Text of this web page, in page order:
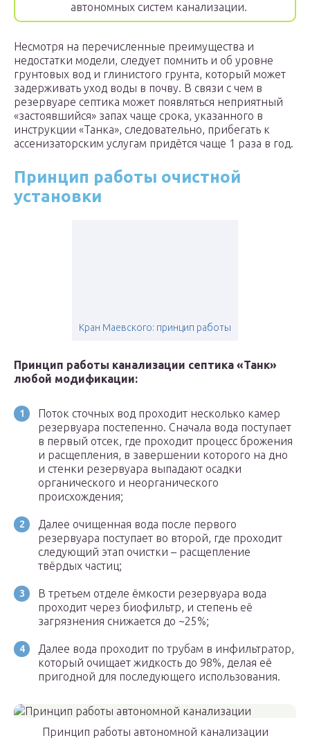
автономных систем канализации.
Несмотря на перечисленные преимущества и
недостатки модели, следует помнить и об уровне
грунтовых вод и глинистого грунта, который может
задерживать уход воды в почву. В связи с чем в
резервуаре септика может появляться неприятный
«застоявшийся» запах чаще срока, указанного в
инструкции «Танка», следовательно, прибегать к
ассенизаторским услугам придётся чаще 1 раза в год.
Принцип работы очистной
установки
Кран Маевского: принцип работы
Принцип работы канализации септика «Танк»
любой модификации:
Поток сточных вод проходит несколько камер
резервуара постепенно. Сначала вода поступает
в первый отсек, где проходит процесс брожения
и расщепления, в завершении которого на дно
и стенки резервуара выпадают осадки
органического и неорганического
происхождения;
Далее очищенная вода после первого
резервуара поступает во второй, где проходит
следующий этап очистки – расщепление
твёрдых частиц;
В третьем отделе ёмкости резервуара вода
проходит через биофильтр, и степень её
загрязнения снижается до ~25%;
Далее вода проходит по трубам в инфильтратор,
который очищает жидкость до 98%, делая её
пригодной для последующего использования.
Принцип работы автономной канализации